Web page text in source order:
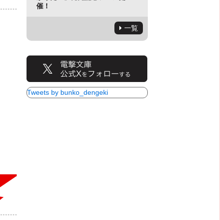
催！
一覧
Tweets by bunko_dengeki